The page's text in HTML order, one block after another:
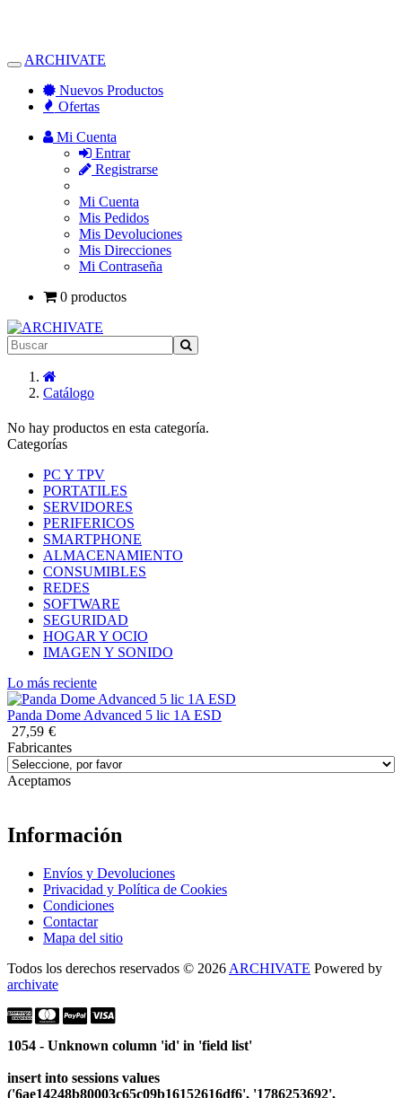
Alternar
Navegación
ARCHIVATE
Nuevos Productos
Ofertas
Mi Cuenta
Entrar
Registrarse
Mi Cuenta
Mis Pedidos
Mis Devoluciones
Mis Direcciones
Mi Contraseña
0 productos
Catálogo
No hay productos en esta categoría.
Categorías
PC Y TPV
PORTATILES
SERVIDORES
PERIFERICOS
SMARTPHONE
ALMACENAMIENTO
CONSUMIBLES
REDES
SOFTWARE
SEGURIDAD
HOGAR Y OCIO
IMAGEN Y SONIDO
Lo más reciente
Panda Dome Advanced 5 lic 1A ESD
27,59 €
Fabricantes
Aceptamos
Información
Envíos y Devoluciones
Privacidad y Política de Cookies
Condiciones
Contactar
Mapa del sitio
Todos los derechos reservados © 2026 ARCHIVATE Powered by
archivate
1054 - Unknown column 'id' in 'field list'
insert into sessions values
('6ae14248b80003c65c09b16152616df6', '1786253692',